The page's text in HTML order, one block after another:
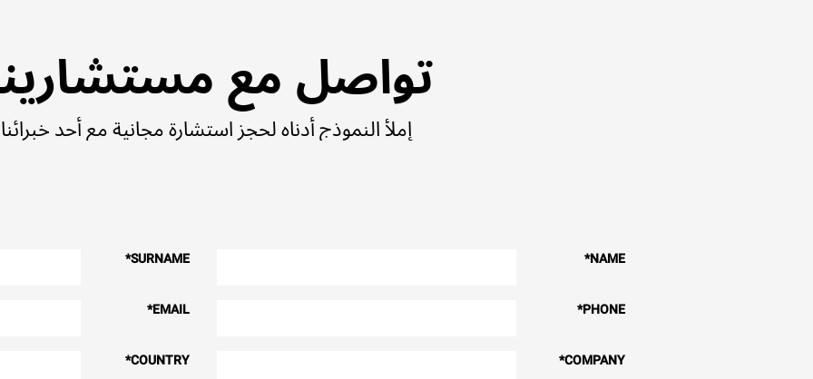
تواصل مع
إملأ النموذج أدناه لحجز استشارة مجانية مع أحد
NAME
*
SURNAME
*
PHONE
*
EMAIL
*
COMPANY
*
COUNTRY
*